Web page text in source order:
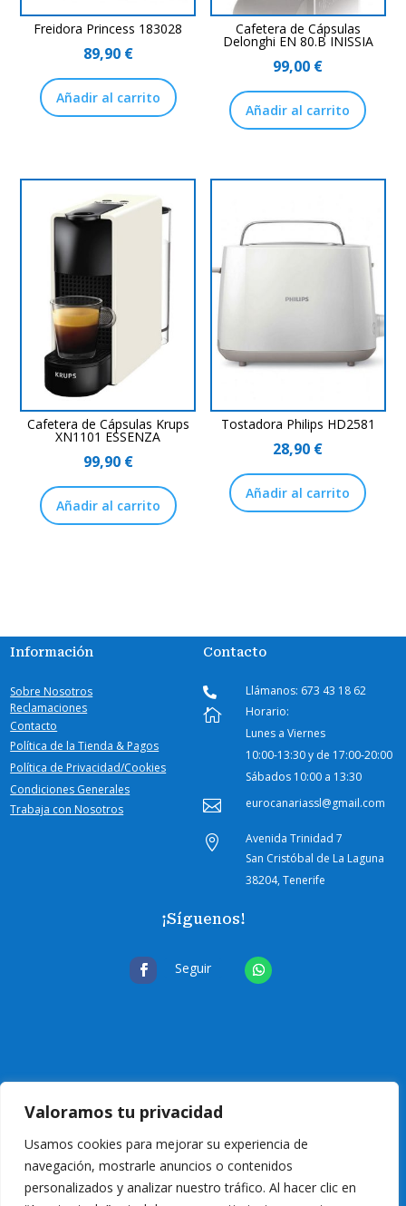
Valoramos tu privacidad
Usamos cookies para mejorar su experiencia de
navegación, mostrarle anuncios o contenidos
personalizados y analizar nuestro tráfico. Al hacer clic en
Freidora Princess 183028
89,90 €
Añadir al carrito
Cafetera de Cápsulas
Delonghi EN 80.B INISSIA
99,00 €
Añadir al carrito
Cafetera de Cápsulas Krups
XN1101 ESSENZA
99,90 €
Añadir al carrito
Tostadora Philips HD2581
28,90 €
Añadir al carrito
Información
Sobre Nosotros
Reclamaciones
Contacto
Política de la Tienda & Pagos
Política de Privacidad/Cookies
Condiciones Generales
Trabaja con Nosotros
Contacto
 Llámanos: 673 43 18 62

Horario:
Lunes a Viernes
10:00-13:30 y de 17:00-20:00
Sábados 10:00 a 13:30
 eurocanariassl@gmail.com

Avenida Trinidad 7
San Cristóbal de La Laguna
38204, Tenerife
¡Síguenos!
Seguir